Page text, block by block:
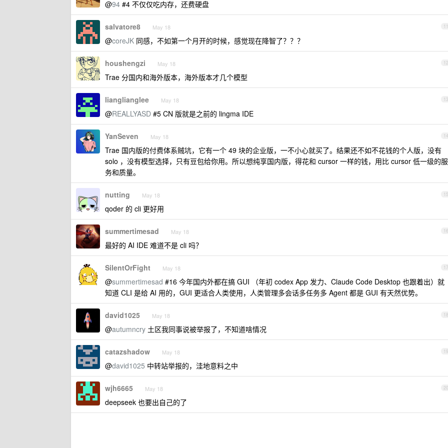
@94 #4 不仅仅吃内存，还费硬盘
11
salvatore8 May 18
@coreJK 同感，不如第一个月开的时候，感觉现在降智了？？？
12
houshengzi May 18
Trae 分国内和海外版本，海外版本才几个模型
13
lianglianglee May 18
@REALLYASD #5 CN 版就是之前的 lingma IDE
14
YanSeven May 18
Trae 国内版的付费体系贼坑，它有一个 49 块的企业版，一不小心就买了。结果还不如不花钱的个人版，没有
solo ，没有模型选择，只有豆包给你用。所以想纯享国内版，得花和 cursor 一样的钱，用比 cursor 低一级的服
务和质量。
15
nutting May 18
qoder 的 cli 更好用
16
summertimesad May 18
最好的 AI IDE 难道不是 cli 吗？
17
SilentOrFight May 18
@summertimesad #16 今年国内外都在搞 GUI （年初 codex App 发力、Claude Code Desktop 也跟着出）就
知道 CLI 是给 AI 用的，GUI 更适合人类使用，人类管理多会话多任务多 Agent 都是 GUI 有天然优势。
18
david1025 May 18
@autumncry 土区我同事说被举报了，不知道啥情况
19
catazshadow May 18
@david1025 中转站举报的，洼地意料之中
20
wjh6665 May 18
deepseek 也要出自己的了